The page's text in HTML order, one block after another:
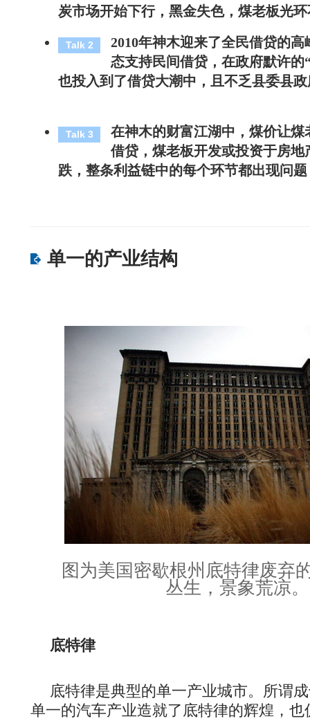
炭市场开始下行，黑金失色，煤老板光
Talk 2
2010年神木迎来了全民借贷的
态支持民间借贷，在政府默许的
也投入到了借贷大潮中，且不乏县委县
Talk 3
在神木的财富江湖中，煤价让
借贷，煤老板开发或投资于房
跌，整条利益链中的每个环节都出现问
单一的产业结构
图为美国密歇根州底特律废弃
丛生，景象荒凉。
底特律
底特律是典型的单一产业城市。所谓
单一的汽车产业造就了底特律的辉煌，